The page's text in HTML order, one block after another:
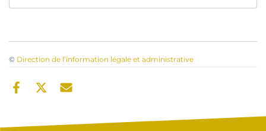
© Direction de l’information légale et administrative